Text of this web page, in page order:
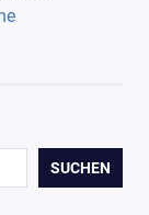
SUCHEN